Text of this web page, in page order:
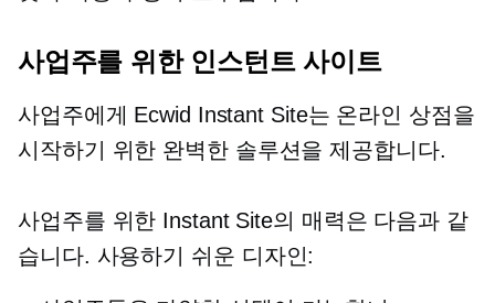
사업주를 위한 인스턴트 사이트
사업주에게 Ecwid Instant Site는 온라인 상점을
시작하기 위한 완벽한 솔루션을 제공합니다.
사업주를 위한 Instant Site의 매력은 다음과 같
습니다. 사용하기 쉬운 디자인: